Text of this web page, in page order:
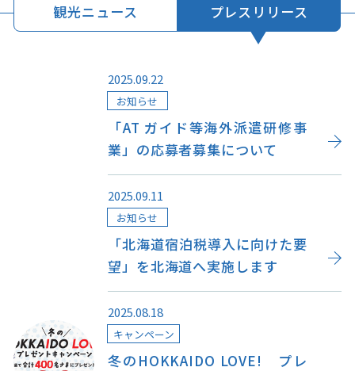
モデルコース エリアガイド
キュンちゃんオンラインショップ
北海道はやわかり
旅のテーマで探す
7つの国立公園
キュンちゃんの部屋
観光ニュース プレスリリース
「AT ガイド等海外派遣研修事
業」の応募者募集について
2025.09.22
お知らせ
「北海道宿泊税導入に向けた要
望」を北海道へ実施します
2025.09.11
お知らせ
冬のHOKKAIDO LOVE! プレ
2025.08.18
キャンペーン